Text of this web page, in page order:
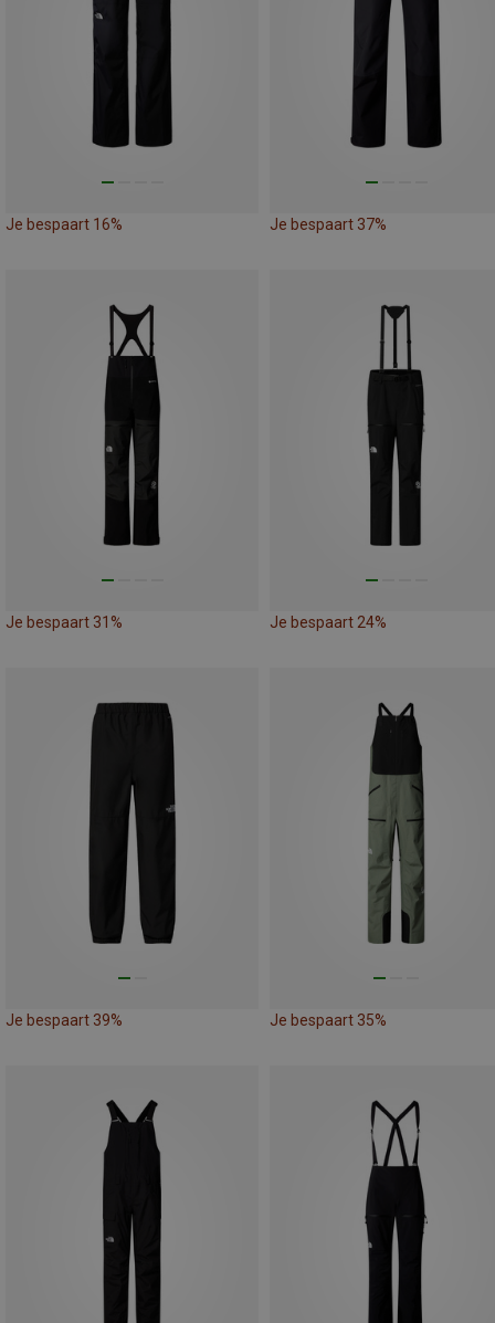
Je bespaart 16% Je bespaart 37%
Je bespaart 31% Je bespaart 24%
Je bespaart 39% Je bespaart 35%